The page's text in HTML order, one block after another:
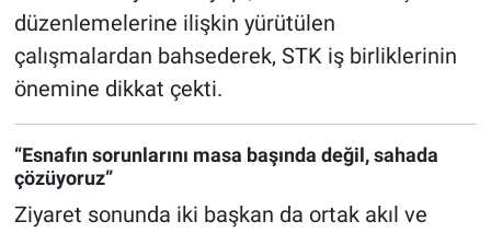
düzenlemelerine ilişkin yürütülen
çalışmalardan bahsederek, STK iş birliklerinin
önemine dikkat çekti.
“Esnafın sorunlarını masa başında değil, sahada
çözüyoruz”
Ziyaret sonunda iki başkan da ortak akıl ve